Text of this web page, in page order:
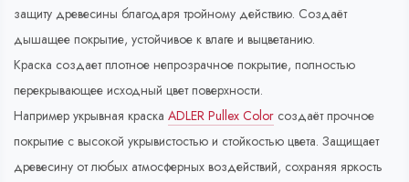
защиту древесины благодаря тройному действию. Создаёт
дышащее покрытие, устойчивое к влаге и выцветанию.
Краска создает плотное непрозрачное покрытие, полностью
перекрывающее исходный цвет поверхности.
Например укрывная краска ADLER Pullex Color создаёт прочное
покрытие с высокой укрывистостью и стойкостью цвета. Защищает
древесину от любых атмосферных воздействий, сохраняя яркость